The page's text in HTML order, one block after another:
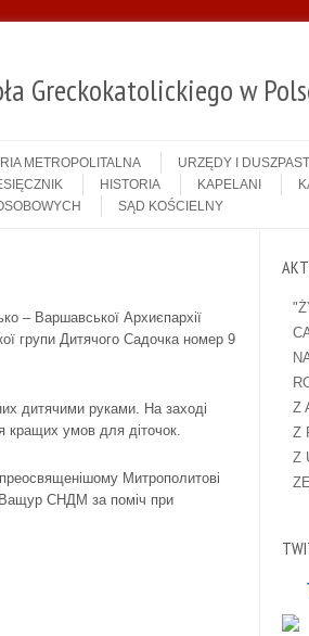
Greckokatolickiego w
METROPOLITALNA URZĘDY I
HISTORIA KAPELANI
SĄD KOŚCIELNY
– Варшавської Архиєпархії
групи Дитячого Садочка номер 9
дитячими руками. На заході
кращих умов для діточок.
Митрополитові
Ващур СНДМ за поміч при
Z
Z
Z